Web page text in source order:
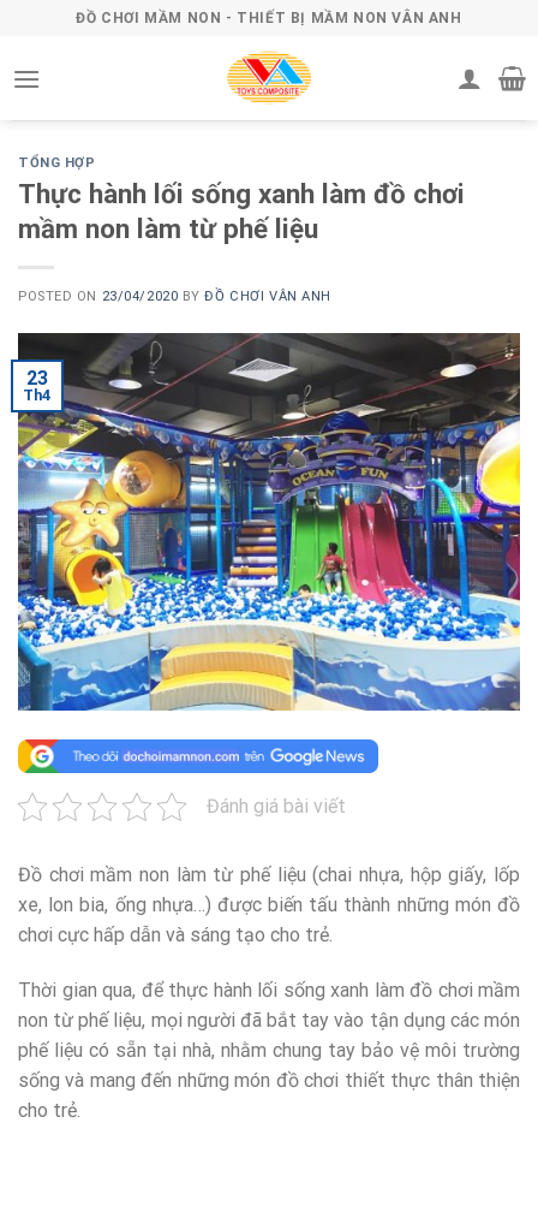
content
ĐỒ CHƠI MẦM NON - THIẾT BỊ MẦM NON VÂN ANH
TỔNG HỢP
Thực hành lối sống xanh làm đồ chơi
mầm non làm từ phế liệu
POSTED ON 23/04/2020 BYĐỒ CHƠI VÂN ANH
23
Th4
Đánh giá bài viết
Đồ chơi mầm non làm từ phế liệu (chai nhựa, hộp giấy, lốp
xe, lon bia, ống nhựa…) được biến tấu thành những món đồ
chơi cực hấp dẫn và sáng tạo cho trẻ.
Thời gian qua, để thực hành lối sống xanh làm đồ chơi mầm
non từ phế liệu, mọi người đã bắt tay vào tận dụng các món
phế liệu có sẵn tại nhà, nhằm chung tay bảo vệ môi trường
sống và mang đến những món đồ chơi thiết thực thân thiện
cho trẻ.